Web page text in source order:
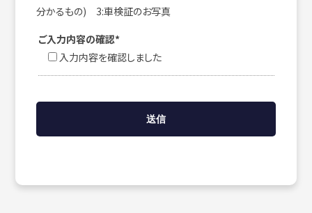
分かるもの) 3:車検証のお写真
ご入力内容の確認*
入力内容を確認しました